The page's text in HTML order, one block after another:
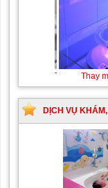
Tán
DỊCH VỤ